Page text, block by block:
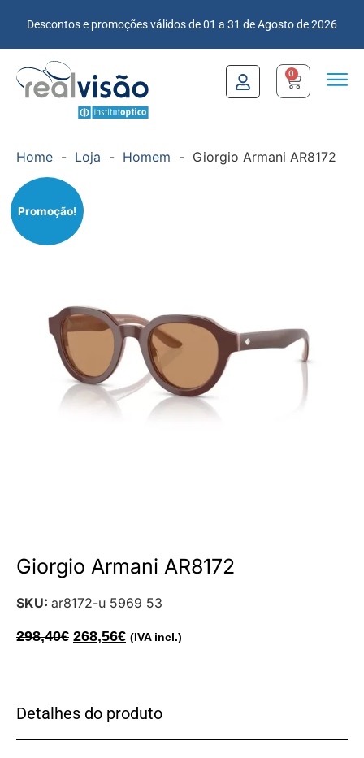
Descontos e promoções válidos de 01 a 31 de Agosto de 2026
0
Home - Loja - Homem - Giorgio Armani AR8172
Promoção!
Giorgio Armani AR8172
SKU: ar8172-u 5969 53
298,40€ 268,56€ (IVA incl.)
Detalhes do produto